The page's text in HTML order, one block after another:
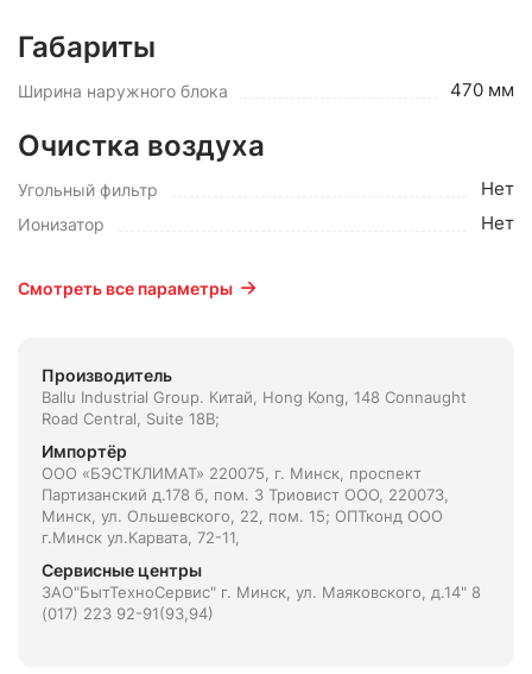
Габариты
Ширина наружного блока 470 мм
Очистка воздуха
Угольный фильтр Нет
Ионизатор Нет
Смотреть все параметры
Производитель
Ballu Industrial Group. Китай, Hong Kong, 148 Connaught
Road Central, Suite 18B;
Импортёр
ООО «БЭСТКЛИМАТ» 220075, г. Минск, проспект
Партизанский д.178 б, пом. 3 Триовист ООО, 220073,
Минск, ул. Ольшевского, 22, пом. 15; ОПТконд ООО
г.Минск ул.Карвата, 72-11,
Сервисные центры
ЗАО"БытТехноСервис" г. Минск, ул. Маяковского, д.14" 8
(017) 223 92-91(93,94)